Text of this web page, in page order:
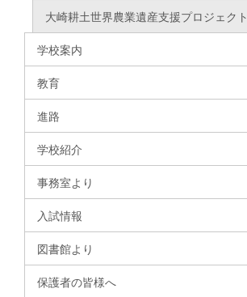
大崎耕土世界農業遺産支援プロジェクト
学校案内
教育
進路
学校紹介
事務室より
入試情報
図書館より
保護者の皆様へ